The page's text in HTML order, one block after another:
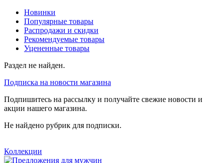
Новинки
Популярные товары
Распродажи и скидки
Рекомендуемые товары
Уцененные товары
Раздел не найден.
Подписка на новости магазина
Подпишитесь на рассылку и получайте свежие новости и
акции нашего магазина.
Не найдено рубрик для подписки.
Коллекции